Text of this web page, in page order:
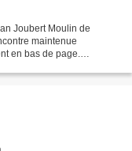
Joubert Moulin de
maintenue
en bas de page.